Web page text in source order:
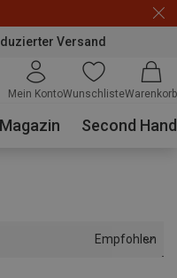
Versand
Mein KontoWunschlisteWarenkorb
Magazin Second Hand
Empfohlen